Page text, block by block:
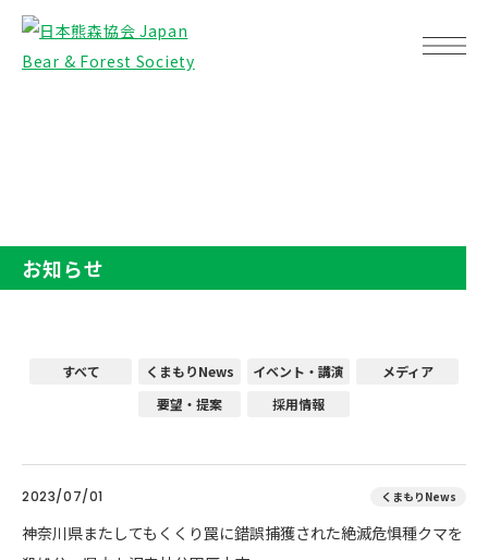
お知らせ
すべて くまもりNews イベント・講演
メディア
要望・提案
採用情報
2023/07/01 くまもりNews
神奈川県またしてもくくり罠に錯誤捕獲された絶滅危惧種クマを